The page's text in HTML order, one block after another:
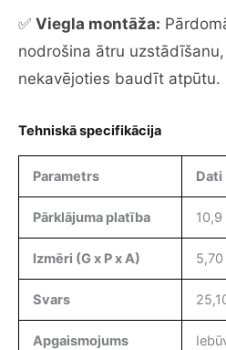
✅ Viegla montāža:
nodrošina ātru
nekavējoties baudīt atpūtu.
Tehniskā specifikācija
Parametrs Dati
Pārklājuma platība 10,9
Izmēri (G x P x A)
Svars
Apgaismojums